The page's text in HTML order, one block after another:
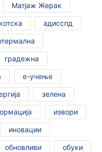
Матјаж Жерак
адисспд
градежна
е-учење
зелена
извори
иновации
обновливи обуки